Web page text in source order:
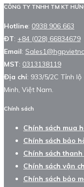
CÔNG TY TNHH TM KT
Hotline: 0938 906 663
ĐT: +84 (028) 66834679
Email:
MST: 0313138119
Địa chỉ: 933/5/2C Tỉnh
Minh, Việt Nam.
Chính sách
Chính sách mua
Chính sách bảo
Chính sách
Chính sách vận
Chính sách bảo